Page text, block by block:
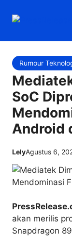
Rumour
SoC
Android
LelyAgustus 6,
akan merilis
Snapdragon